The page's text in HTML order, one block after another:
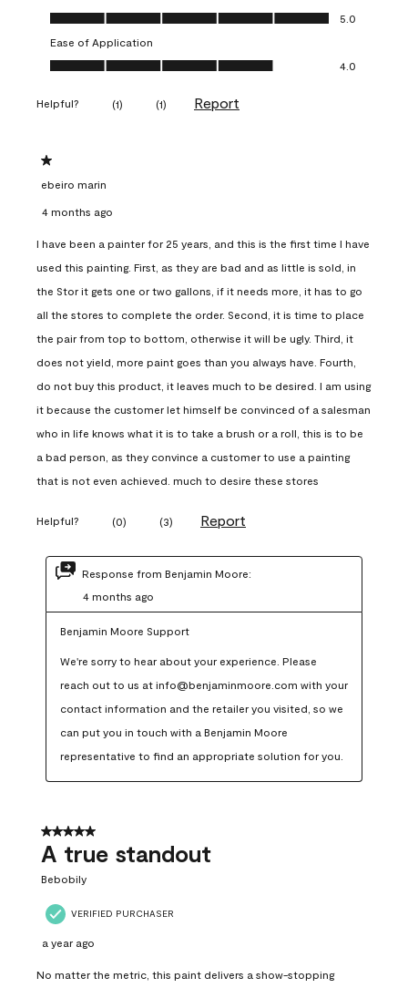
Value of Product, 5.0 out of 5
5.0
Ease of Application
Ease of Application, 4.0 out of 5
4.0
Helpful? (1) (1) Report
1 out of 5 stars.
ebeiro marin
4 months ago
I have been a painter for 25 years, and this is the first time I have
used this painting. First, as they are bad and as little is sold, in
the Stor it gets one or two gallons, if it needs more, it has to go
all the stores to complete the order. Second, it is time to place
the pair from top to bottom, otherwise it will be ugly. Third, it
does not yield, more paint goes than you always have. Fourth,
do not buy this product, it leaves much to be desired. I am using
it because the customer let himself be convinced of a salesman
who in life knows what it is to take a brush or a roll, this is to be
a bad person, as they convince a customer to use a painting
that is not even achieved. much to desire these stores
Helpful? (0) (3) Report
Response from Benjamin Moore:
4 months ago
Benjamin Moore Support
We're sorry to hear about your experience. Please
reach out to us at info@benjaminmoore.com with your
contact information and the retailer you visited, so we
can put you in touch with a Benjamin Moore
representative to find an appropriate solution for you.
5 out of 5 stars.
A true standout
Bebobily
VERIFIED PURCHASER
a year ago
No matter the metric, this paint delivers a show-stopping